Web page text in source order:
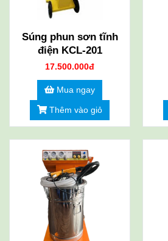
Súng phun sơn tĩnh
điện KCL-201
17.500.000đ
Mua ngay
Thêm vào giỏ